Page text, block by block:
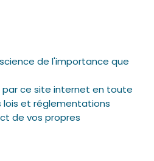
de l'importance que
par ce site internet en toute
et réglementations
de vos propres